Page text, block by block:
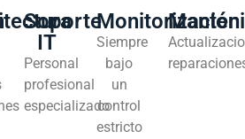
Soporte
IT
Personal
profesional
especializado
Monitorización
Siempre
bajo
un
control
estricto